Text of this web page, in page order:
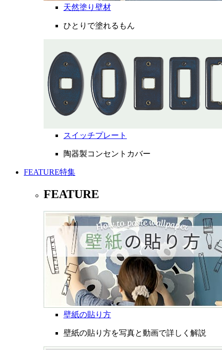
天然塗り壁材
ひとりで塗れるもん
スイッチプレート
陶器製コンセントカバー
FEATURE特集
FEATURE
壁紙の貼り方
壁紙の貼り方を写真と動画で詳しく解説